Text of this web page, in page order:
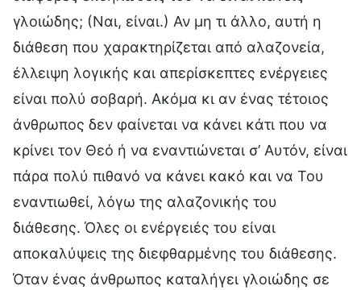
γλοιώδης; (Ναι, είναι.) Αν μη τι άλλο, αυτή η
διάθεση που χαρακτηρίζεται από αλαζονεία,
έλλειψη λογικής και απερίσκεπτες ενέργειες
είναι πολύ σοβαρή. Ακόμα κι αν ένας τέτοιος
άνθρωπος δεν φαίνεται να κάνει κάτι που να
κρίνει τον Θεό ή να εναντιώνεται σ’ Αυτόν, είναι
πάρα πολύ πιθανό να κάνει κακό και να Του
εναντιωθεί, λόγω της αλαζονικής του
διάθεσης. Όλες οι ενέργειές του είναι
αποκαλύψεις της διεφθαρμένης του διάθεσης.
Όταν ένας άνθρωπος καταλήγει γλοιώδης σε